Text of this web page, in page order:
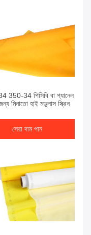
350-34 পিসিবি বা প্যানেল
মিনাতো হাই মডুলাস স্ক্রিন
সেরা দাম পান